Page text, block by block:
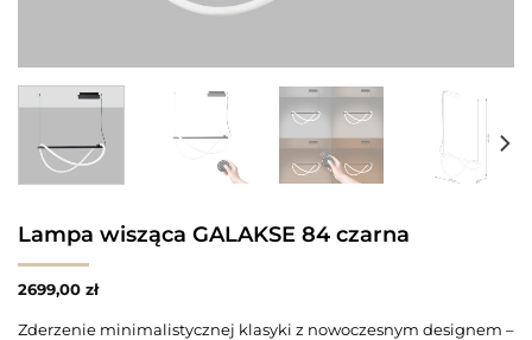
Lampa wisząca GALAKSE 84 czarna
2699,00 zł
Zderzenie minimalistycznej klasyki z nowoczesnym designem –